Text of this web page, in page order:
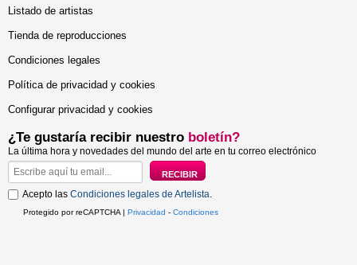
Listado de artistas
Tienda de reproducciones
Condiciones legales
Política de privacidad y cookies
Configurar privacidad y cookies
¿Te gustaría recibir nuestro boletín?
La última hora y novedades del mundo del arte en tu correo electrónico
Acepto las Condiciones legales de Artelista.
Protegido por reCAPTCHA | Privacidad - Condiciones